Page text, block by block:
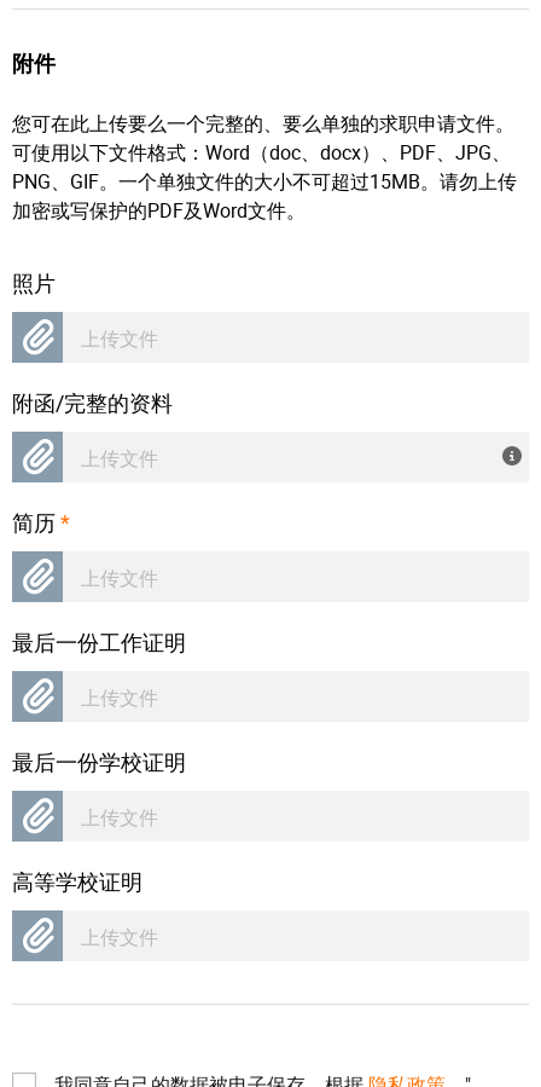
附件
您可在此上传要么一个完整的、要么单独的求职申请文件。
可使用以下文件格式：Word（doc、docx）、PDF、JPG、
PNG、GIF。一个单独文件的大小不可超过15MB。请勿上传
加密或写保护的PDF及Word文件。
照片
上传文件
附函/完整的资料
上传文件
简历*
上传文件
最后一份工作证明
上传文件
最后一份学校证明
上传文件
高等学校证明
上传文件